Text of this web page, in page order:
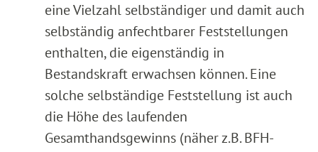
eine Vielzahl selbständiger und damit auch
selbständig anfechtbarer Feststellungen
enthalten, die eigenständig in
Bestandskraft erwachsen können. Eine
solche selbständige Feststellung ist auch
die Höhe des laufenden
Gesamthandsgewinns (näher z.B. BFH-